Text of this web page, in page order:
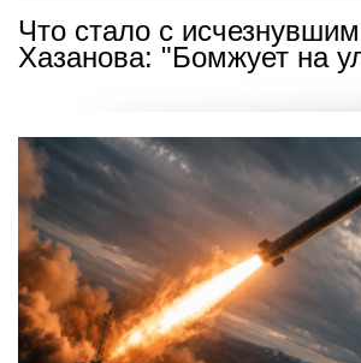
Что стало с
Хазанова: "Бомжует на